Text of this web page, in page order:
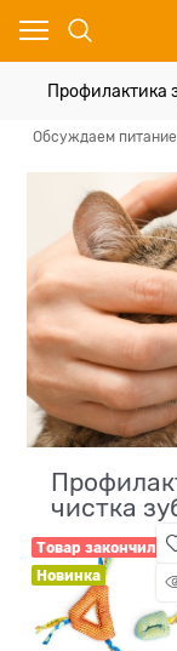
Профилактика
Обсуждаем
чистка
Товар закончился
Новинка